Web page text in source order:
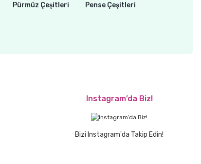
Pürmüz Çeşitleri Pense Çeşitleri
Instagram’da Biz!
Bizi Instagram'da Takip Edin!